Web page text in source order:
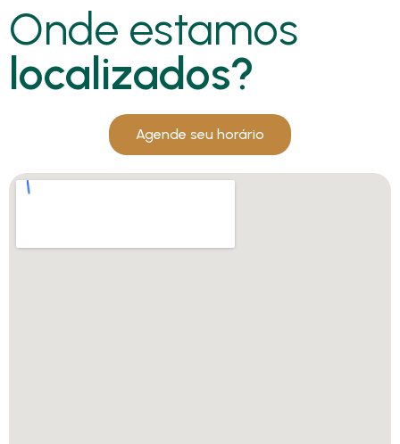
Onde estamos
localizados?
Agende seu horário